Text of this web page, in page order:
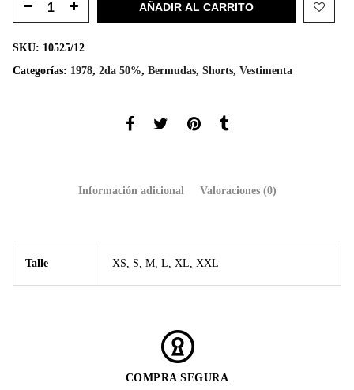
AÑADIR AL CARRITO
SKU: 10525/12
Categorías: 1978, 2da 50%, Bermudas, Shorts, Vestimenta
Información adicional Valoraciones (0)
Talle XS, S, M, L, XL, XXL
COMPRA SEGURA